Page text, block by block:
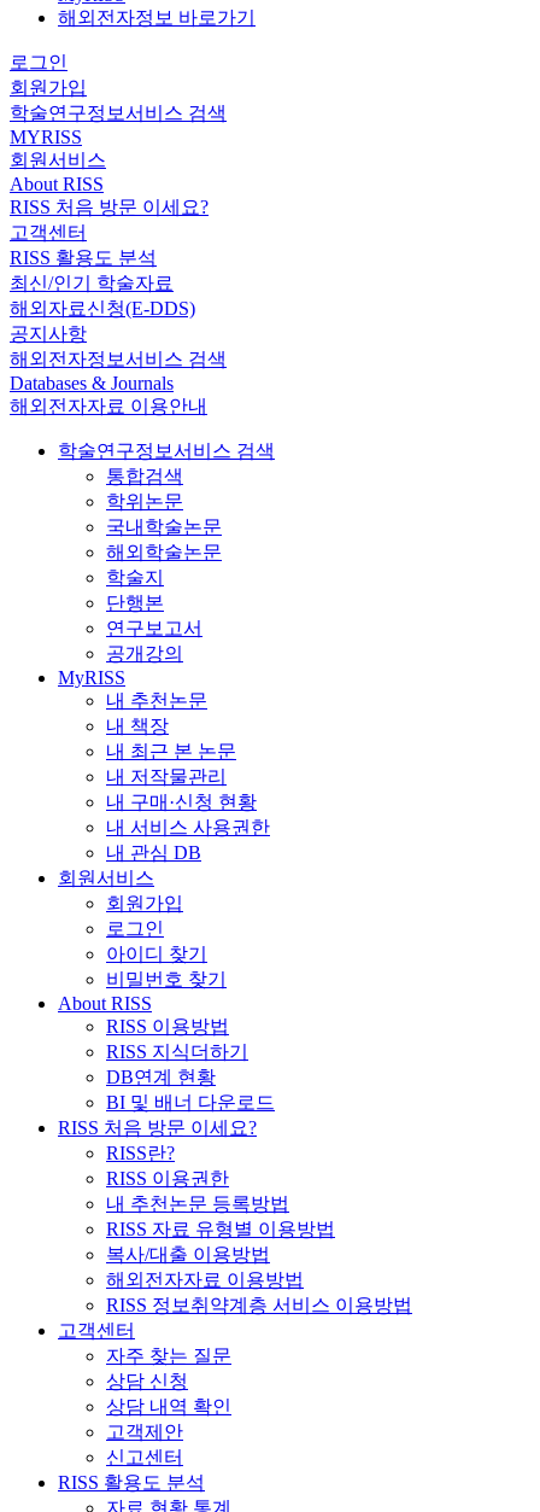
해외전자정보 바로가기
로그인
회원가입
학술연구정보서비스 검색
MYRISS
회원서비스
About RISS
RISS 처음 방문 이세요?
고객센터
RISS 활용도 분석
최신/인기 학술자료
해외자료신청(E-DDS)
공지사항
해외전자정보서비스 검색
Databases & Journals
해외전자자료 이용안내
학술연구정보서비스 검색
통합검색
학위논문
국내학술논문
해외학술논문
학술지
단행본
연구보고서
공개강의
MyRISS
내 추천논문
내 책장
내 최근 본 논문
내 저작물관리
내 구매·신청 현황
내 서비스 사용권한
내 관심 DB
회원서비스
회원가입
로그인
아이디 찾기
비밀번호 찾기
About RISS
RISS 이용방법
RISS 지식더하기
DB연계 현황
BI 및 배너 다운로드
RISS 처음 방문 이세요?
RISS란?
RISS 이용권한
내 추천논문 등록방법
RISS 자료 유형별 이용방법
복사/대출 이용방법
해외전자자료 이용방법
RISS 정보취약계층 서비스 이용방법
고객센터
자주 찾는 질문
상담 신청
상담 내역 확인
고객제안
신고센터
RISS 활용도 분석